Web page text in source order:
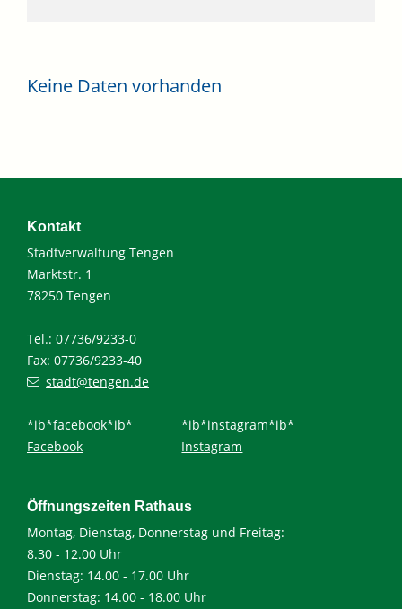
Keine Daten vorhanden
Kontakt
Stadtverwaltung Tengen
Marktstr. 1
78250 Tengen
Tel.: 07736/9233-0
Fax: 07736/9233-40
stadt@tengen.de
*ib*facebook*ib*
Facebook
*ib*instagram*ib*
Instagram
Öffnungszeiten Rathaus
Montag, Dienstag, Donnerstag und Freitag:
8.30 - 12.00 Uhr
Dienstag: 14.00 - 17.00 Uhr
Donnerstag: 14.00 - 18.00 Uhr